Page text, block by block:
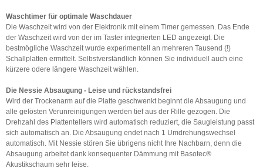
Waschtimer für optimale Waschdauer
Die Waschzeit wird von der Elektronik mit einem Timer gemessen. Das Ende
der Waschzeit wird von der im Taster integrierten LED angezeigt. Die
bestmögliche Waschzeit wurde experimentell an mehreren Tausend (!)
Schallplatten ermittelt. Selbstverständlich können Sie individuell auch eine
kürzere odere längere Waschzeit wählen.
Die Nessie Absaugung - Leise und rückstandsfrei
Wird der Trockenarm auf die Platte geschwenkt beginnt die Absaugung und
alle gelösten Verunreinigungen werden tief aus der Rille gezogen. Die
Drehzahl des Plattentellers wird automatisch reduziert, die Saugleistung passt
sich automatisch an. Die Absaugung endet nach 1 Umdrehungswechsel
automatisch. Mit Nessie stören Sie übrigens nicht Ihre Nachbarn, denn die
Absaugung arbeitet dank konsequenter Dämmung mit Basotec®
Akustikschaum sehr leise.